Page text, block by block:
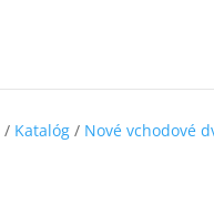
/ Katalóg / Nové vchodové